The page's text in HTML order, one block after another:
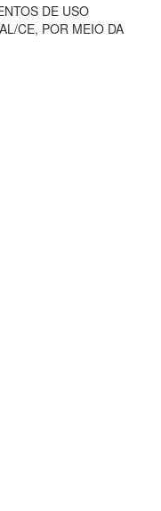
DE USO
CE, POR MEIO DA